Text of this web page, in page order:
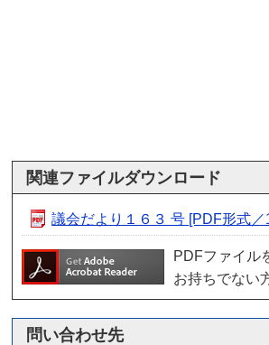
関連ファイルダウンロード
議会だより１６３ 号 [PDF形式／
PDFファイル
お持ちでない
問い合わせ先